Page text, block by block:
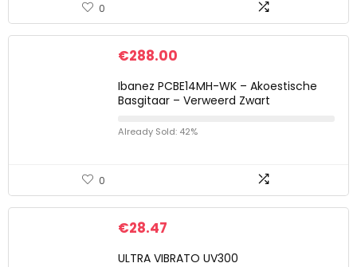
0
€288.00
Ibanez PCBE14MH-WK – Akoestische
Basgitaar – Verweerd Zwart
Already Sold: 42%
0
€28.47
ULTRA VIBRATO UV300